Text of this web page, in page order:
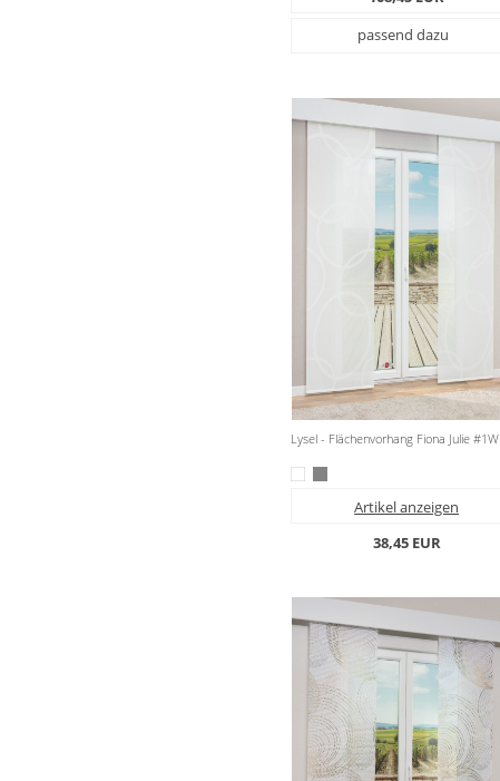
passend dazu
Lysel - Flächenvorhang Fiona Julie #1W
Artikel anzeigen
38,45 EUR